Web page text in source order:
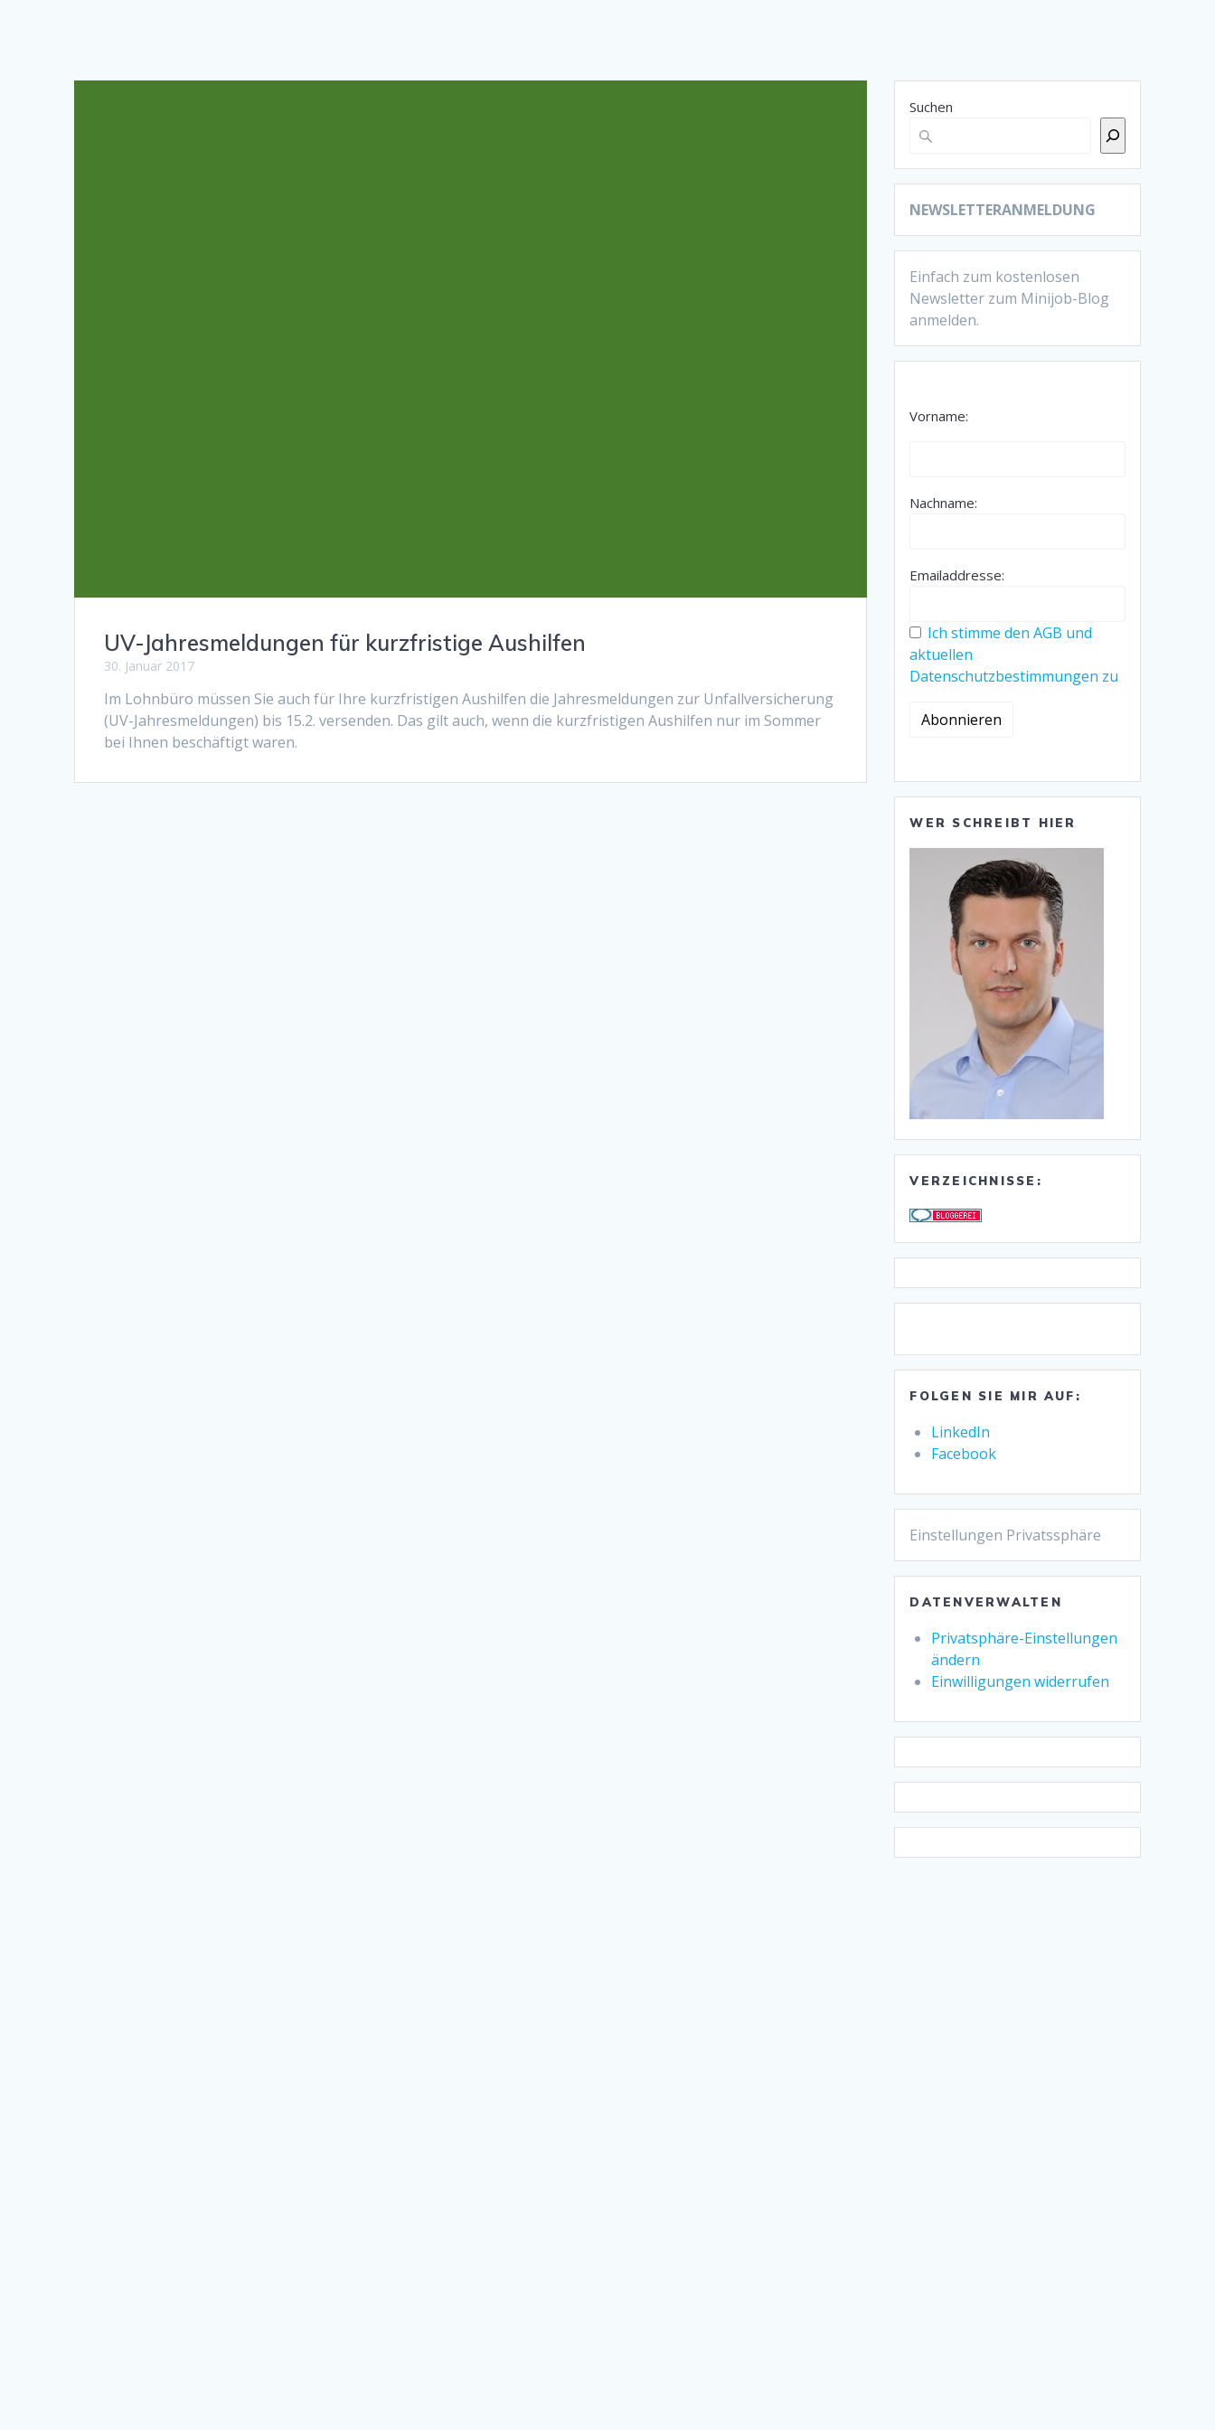
UV-Jahresmeldungen für kurzfristige Aushilfen
30. Januar 2017
Im Lohnbüro müssen Sie auch für Ihre kurzfristigen Aushilfen die Jahresmeldungen zur Unfallversicherung
(UV-Jahresmeldungen) bis 15.2. versenden. Das gilt auch, wenn die kurzfristigen Aushilfen nur im Sommer
bei Ihnen beschäftigt waren.
Suchen
NEWSLETTERANMELDUNG
Einfach zum kostenlosen
Newsletter zum Minijob-Blog
anmelden.
Vorname:
Nachname:
Emailaddresse:
Ich stimme den AGB und
aktuellen
Datenschutzbestimmungen zu
WER SCHREIBT HIER
VERZEICHNISSE:
FOLGEN SIE MIR AUF:
LinkedIn
Facebook
Einstellungen Privatssphäre
DATENVERWALTEN
Privatsphäre-Einstellungen
ändern
Einwilligungen widerrufen